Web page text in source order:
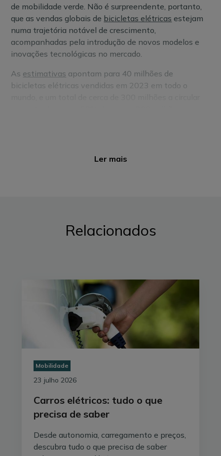
de mobilidade verde. Não é surpreendente, portanto,
que as vendas globais de bicicletas elétricas estejam
numa trajetória notável de crescimento,
acompanhadas pela introdução de novos modelos e
inovações tecnológicas no mercado.
As estimativas apontam para 40 milhões de
bicicletas elétricas vendidas em 2023 em todo o
E a melhor parte é que este meio de transporte
Europeia a aplicar a medida da redução do IVA a 6%
6% vem no seguimento da aprovação por parte da UE
da taxa reduzida nestes veículos, com a intenção de
torná-los mais acessíveis e ajustar o IVA face aos
objetivos e metas climáticas.
A medida abrangebicicletas elétricas
e bicicletas de
carga, e pode ajudar os consumidores a atingirem uma
poupança de cerca de 300€ ao adquirir uma bicicleta
que antes rondaria os 2.000€, por exemplo.
Ler mais
Relacionados
Mobilidade
23 julho 2026
Carros elétricos: tudo o que
precisa de saber
Desde autonomia, carregamento e preços,
descubra tudo o que precisa de saber